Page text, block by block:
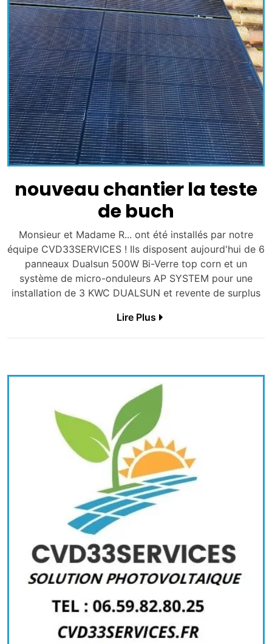
nouveau chantier la teste
de buch
Monsieur et Madame R... ont été installés par notre
équipe CVD33SERVICES ! Ils disposent aujourd'hui de 6
panneaux Dualsun 500W Bi-Verre top corn et un
système de micro-onduleurs AP SYSTEM pour une
installation de 3 KWC DUALSUN et revente de surplus
Lire Plus